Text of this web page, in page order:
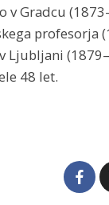
Gradcu
profesorja
Ljubljani
48 let.